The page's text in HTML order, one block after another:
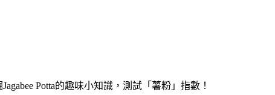
Potta的趣味小知識，測試「薯粉」指數！